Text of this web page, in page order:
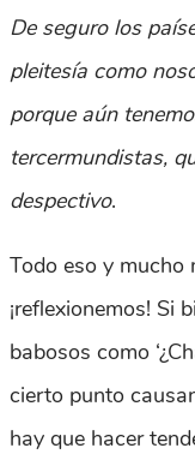
De seguro los
pleitesía como
porque aún
tercermundistas,
despectivo.
Todo eso y mucho
¡reflexionemos! Si
babosos como
cierto punto
hay que hacer